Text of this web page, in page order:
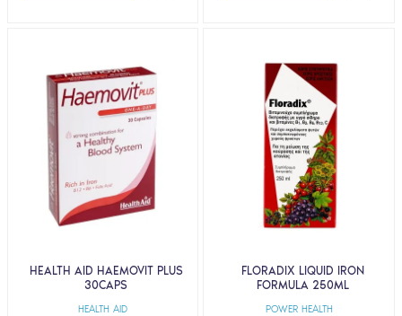
HEALTH AID
HEALTH AID HAEMOVIT PLUS
30CAPS
POWER HEALTH
FLORADIX LIQUID IRON
FORMULA 250ML